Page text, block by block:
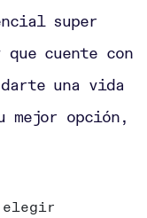
super
que cuente con
una vida
opción,
elegir